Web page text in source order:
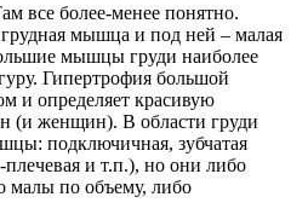
все более-менее понятно.
мышца и под ней – малая
мышцы груди наиболее
Гипертрофия большой
и определяет красивую
(и женщин). В области груди
подключичная, зубчатая
и т.п.), но они либо
малы по объему, либо